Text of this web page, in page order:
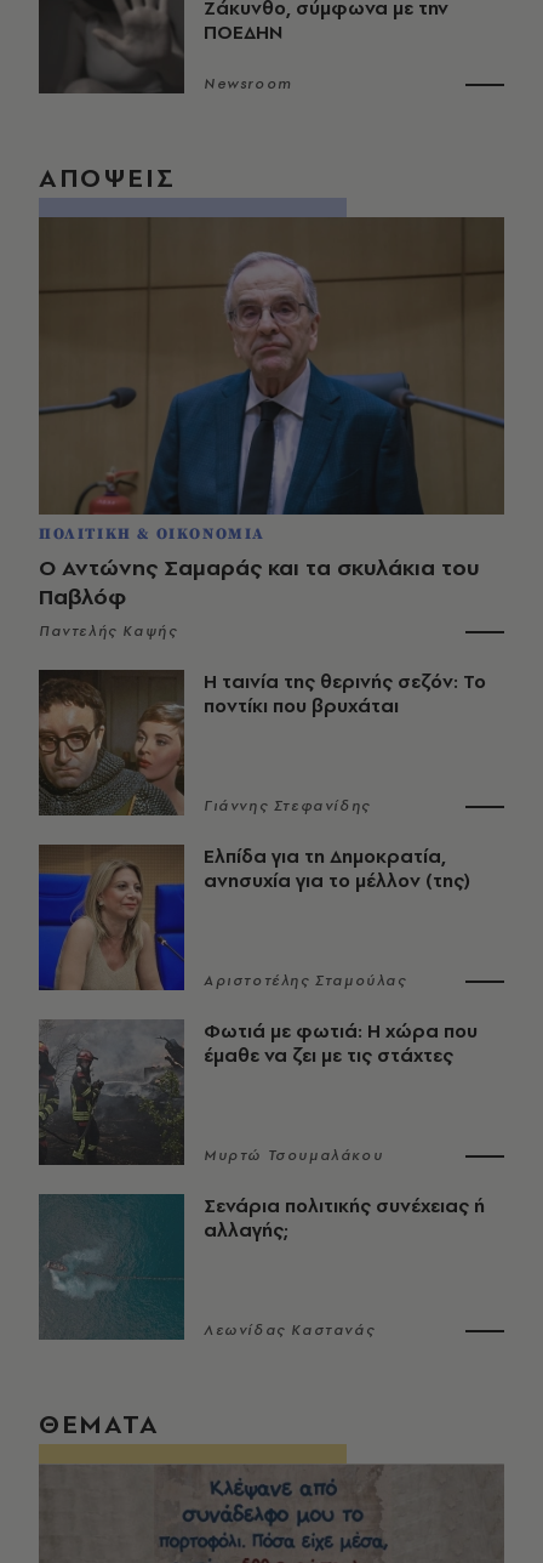
Ζάκυνθο, σύμφωνα με την
ΠΟΕΔΗΝ
Newsroom
ΑΠΟΨΕΙΣ
ΠΟΛΙΤΙΚΗ & ΟΙΚΟΝΟΜΙΑ
Ο Αντώνης Σαμαράς και τα σκυλάκια του
Παβλόφ
Παντελής Καψής
Η ταινία της θερινής σεζόν: Το
ποντίκι που βρυχάται
Γιάννης Στεφανίδης
Ελπίδα για τη Δημοκρατία,
ανησυχία για το μέλλον (της)
Αριστοτέλης Σταμούλας
Φωτιά με φωτιά: Η χώρα που
έμαθε να ζει με τις στάχτες
Μυρτώ Τσουμαλάκου
Σενάρια πολιτικής συνέχειας ή
αλλαγής;
Λεωνίδας Καστανάς
ΘΕΜΑΤΑ